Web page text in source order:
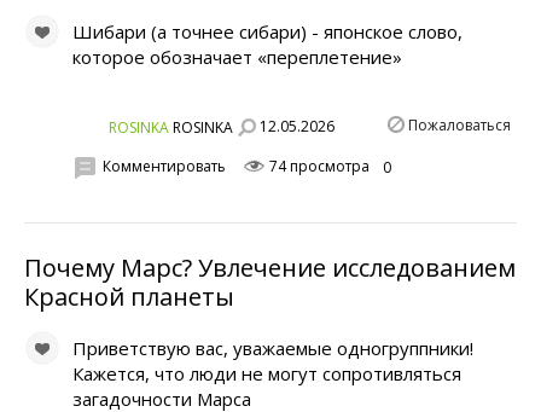
Шибари (а точнее сибари) - японское слово,
которое обозначает «переплетение»
ROSINKAROSINKA 12.05.2026 Пожаловаться
Комментировать 74 просмотра 0
Почему Марс? Увлечение исследованием
Красной планеты
Приветствую вас, уважаемые одногруппники!
Кажется, что люди не могут сопротивляться
загадочности Марса